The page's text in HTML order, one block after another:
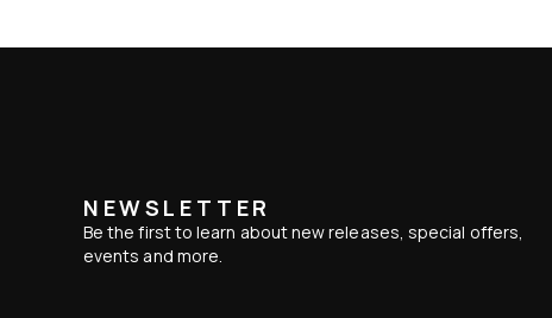
NEWSLETTER
Be the first to learn about new releases, special offers,
events and more.